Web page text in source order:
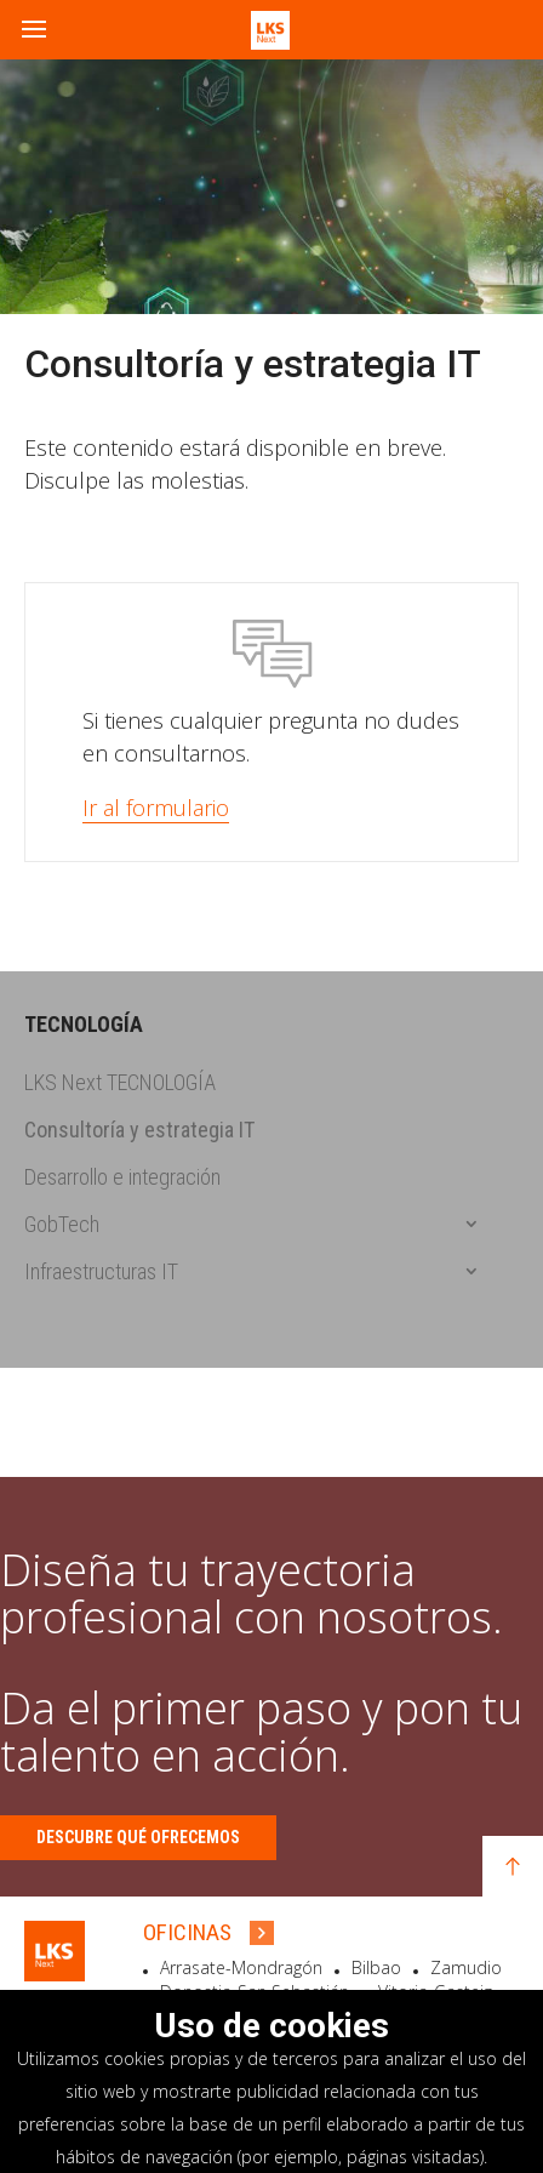
TECNOLOGÍA
LKS Next TECNOLOGÍA
Consultoría y estrategia IT
Desarrollo e integración
GobTech
Infraestructuras IT
Consultoría y estrategia IT
Este contenido estará disponible en breve.
Disculpe las molestias.
Si tienes cualquier pregunta no dudes
en consultarnos.
Ir al formulario
Diseña tu trayectoria
profesional con nosotros.
Da el primer paso y pon tu
talento en acción.
DESCUBRE QUÉ OFRECEMOS
OFICINAS
Arrasate-Mondragón Bilbao
Zamudio
Donostia-San Sebastián
Vitoria-Gasteiz
Madrid
El Astillero Bidart
SEDE SOCIAL
Goiru, 7 Arrasate-Mondragón
CP 20500 GIPUZKOA – SPAIN
Uso de cookies
Utilizamos cookies propias y de terceros para analizar el uso del
sitio web y mostrarte publicidad relacionada con tus
preferencias sobre la base de un perfil elaborado a partir de tus
hábitos de navegación (por ejemplo, páginas visitadas).